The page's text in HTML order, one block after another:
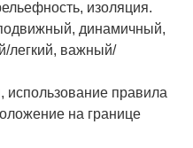
изоляция.
динамичный,
легкий, важный/
использование правила
на границе